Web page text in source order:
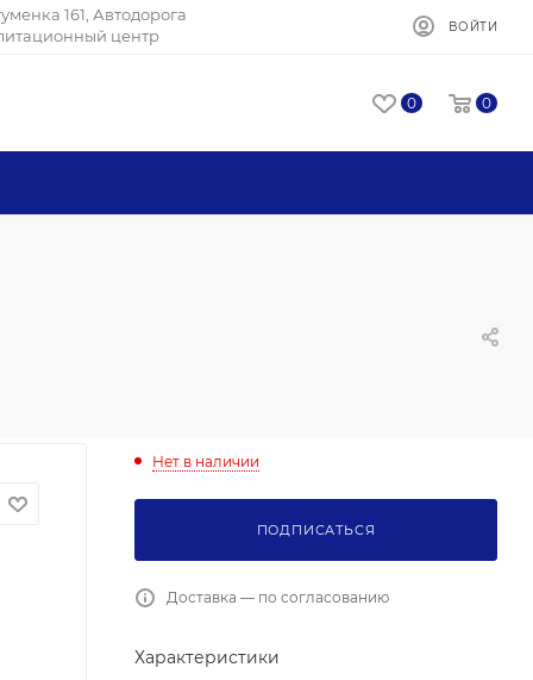
161, Автодорога
центр
ВОЙТИ
0 0
Нет в наличии
ПОДПИСАТЬСЯ
Доставка — по согласованию
Характеристики